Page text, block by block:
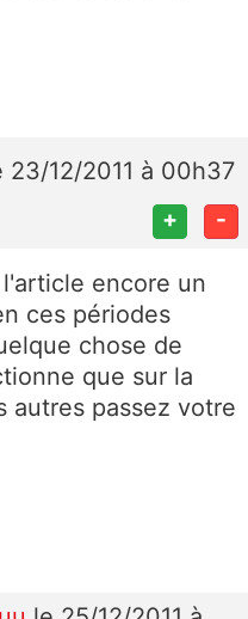
23/12/2011 à 00h37
+ -
encore un
ces périodes
chose de
que sur la
autres passez votre